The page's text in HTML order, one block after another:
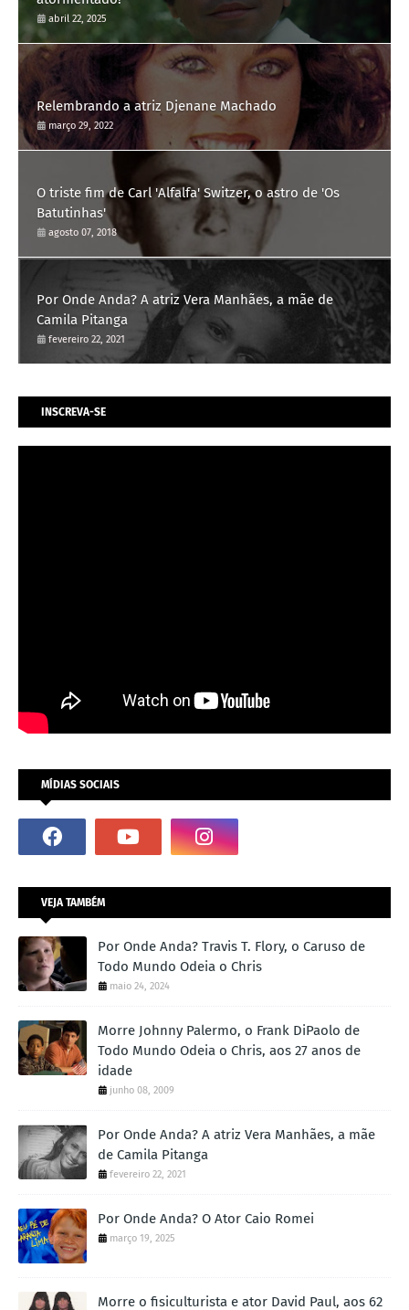
abril 22, 2025
Relembrando a atriz Djenane Machado
março 29, 2022
O triste fim de Carl 'Alfalfa' Switzer, o astro de 'Os
Batutinhas'
agosto 07, 2018
Por Onde Anda? A atriz Vera Manhães, a mãe de
Camila Pitanga
fevereiro 22, 2021
INSCREVA-SE
MÍDIAS SOCIAIS
VEJA TAMBÉM
Por Onde Anda? Travis T. Flory, o Caruso de
Todo Mundo Odeia o Chris
maio 24, 2024
Morre Johnny Palermo, o Frank DiPaolo de
Todo Mundo Odeia o Chris, aos 27 anos de
idade
junho 08, 2009
Por Onde Anda? A atriz Vera Manhães, a mãe
de Camila Pitanga
fevereiro 22, 2021
Por Onde Anda? O Ator Caio Romei
março 19, 2025
Morre o fisiculturista e ator David Paul, aos 62